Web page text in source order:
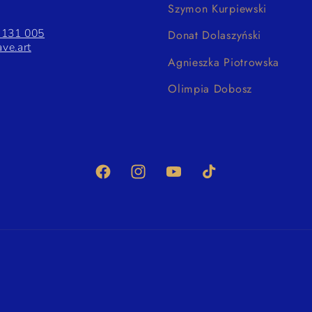
005
Szymon Kurpiewski
Donat Dolaszyński
Agnieszka Piotrowska
Olimpia Dobosz